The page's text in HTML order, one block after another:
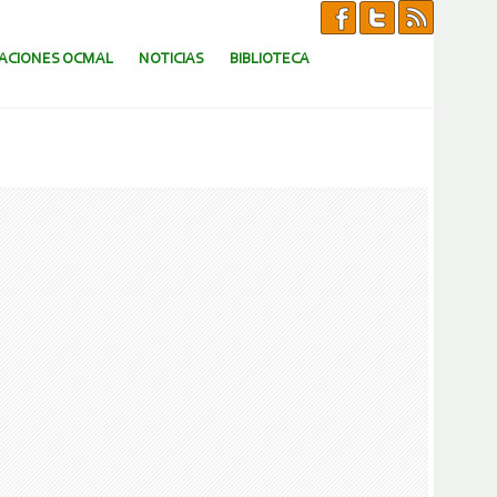
OCMAL NOTICIAS BIBLIOTECA